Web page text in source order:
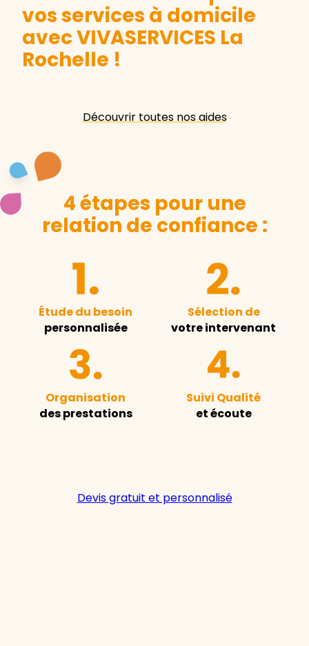
vos services à domicile
avec VIVASERVICES La
Rochelle !
Découvrir toutes nos aides
4 étapes pour une
relation de confiance :
Étude du besoin
personnalisée
Sélection de
votre intervenant
Organisation
des prestations
Suivi Qualité
et écoute
Devis gratuit et personnalisé